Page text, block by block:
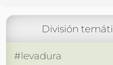
División
#levadura